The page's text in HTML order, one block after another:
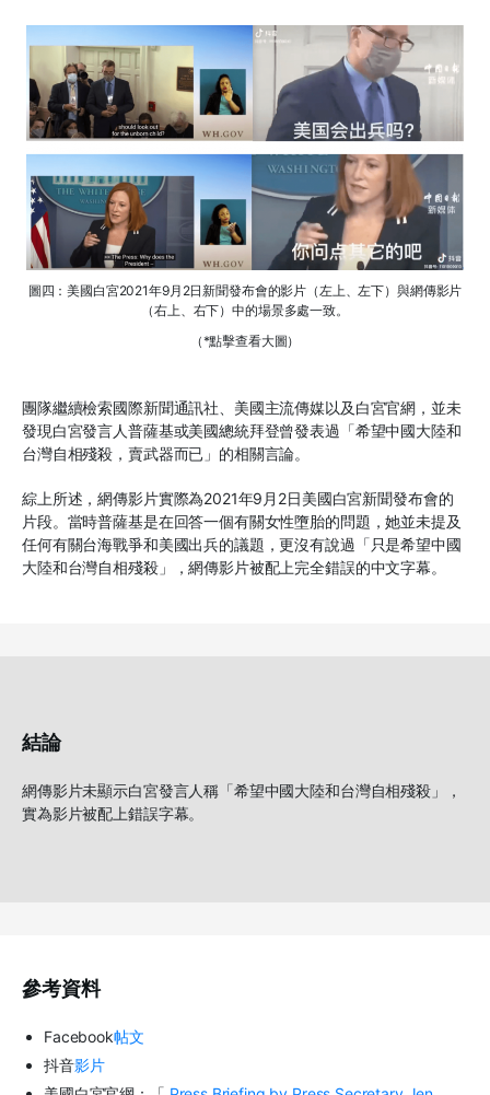
圖四：美國白宮2021年9月2日新聞發布會的影片（左上、左下）與網傳影片
（右上、右下）中的場景多處一致。
（*點擊查看大圖）
團隊繼續檢索國際新聞通訊社、美國主流傳媒以及白宮官網，並未
發現白宮發言人普薩基或美國總統拜登曾發表過「希望中國大陸和
台灣自相殘殺，賣武器而已」的相關言論。
綜上所述，網傳影片實際為2021年9月2日美國白宮新聞發布會的
片段。當時普薩基是在回答一個有關女性墮胎的問題，她並未提及
任何有關台海戰爭和美國出兵的議題，更沒有說過「只是希望中國
大陸和台灣自相殘殺」，網傳影片被配上完全錯誤的中文字幕。
結論
網傳影片未顯示白宮發言人稱「希望中國大陸和台灣自相殘殺」，
實為影片被配上錯誤字幕。
參考資料
Facebook帖文
抖音影片